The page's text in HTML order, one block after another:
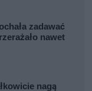
zadawać
nawet
nagą